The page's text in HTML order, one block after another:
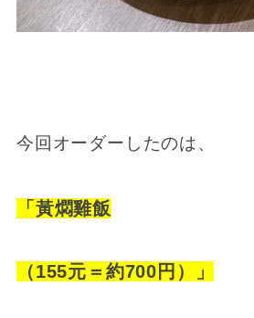
今回オーダーしたのは、
「黃燜雞飯
（155元＝約700円）」